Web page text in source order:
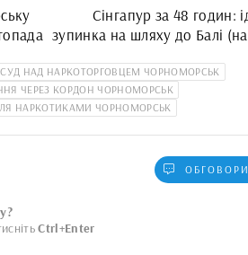
Сінгапур за 48 годин:
зупинка на шляху до Балі (на
СУД НАД НАРКОТОРГОВЦЕМ ЧОРНОМОРСЬК
ЧЕРЕЗ КОРДОН ЧОРНОМОРСЬК
НАРКОТИКАМИ ЧОРНОМОРСЬК
Ctrl+Enter